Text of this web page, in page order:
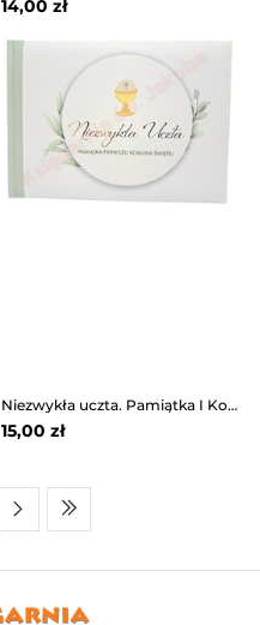
14,00 zł
Niezwykła uczta. Pamiątka I Komunii Św.
15,00 zł